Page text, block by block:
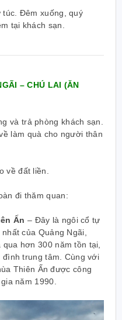
túc. Đêm xuống, quý
tại khách sạn.
– CHÚ LAI (ĂN
và trả phòng khách sạn.
làm quà cho người thân
về đất liền.
đi thăm quan:
Ấn – Đây là ngôi cổ tự
của Quảng Ngãi,
hơn 300 năm tồn tại,
trung tâm. Cùng với
Thiên Ấn được công
năm 1990.